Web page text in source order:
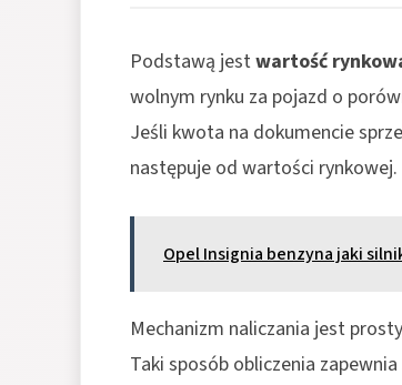
Podstawą jestwartość
wolnym rynku za pojazd o
Jeśli kwota na dokumencie
następuje od wartości rynkowej.
Opel Insignia benzyna jaki
Mechanizm naliczania jest
Taki sposób obliczenia